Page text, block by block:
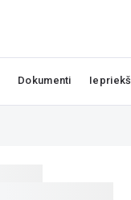
Dokumenti